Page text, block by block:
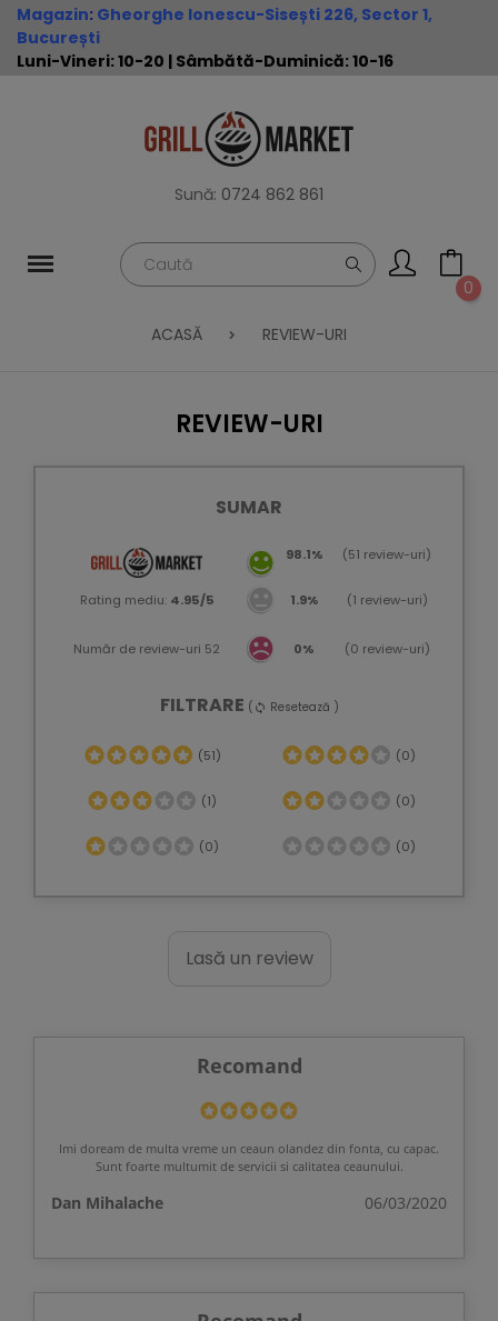
Magazin: Gheorghe Ionescu-Sisești 226, Sector 1,
București
Luni-Vineri: 10-20 | Sâmbătă-Duminică: 10-16
Sună: 0724 862 861
0
ACASĂ REVIEW-URI
REVIEW-URI
SUMAR
98.1% (51 review-uri)
Rating mediu: 4.95/5 1.9% (1 review-uri)
Număr de review-uri 52 0% (0 review-uri)
FILTRARE ( sync Resetează )
(51) (0)
(1) (0)
(0) (0)
Lasă un review
Recomand
Imi doream de multa vreme un ceaun olandez din fonta, cu capac.
Sunt foarte multumit de servicii si calitatea ceaunului.
Dan Mihalache 06/03/2020